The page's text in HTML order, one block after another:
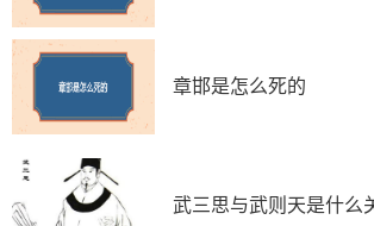
取名：梁鉴。可是幸福的婚姻仅维持了
年，两人因三观不合离婚。梁鉴抚养权
周培源家里三个女儿没有儿子，为了延
“梁鉴”改名“周志兵”，随了周姓。
女儿梁帆。梁帆从小被送到美国留学，
兰参加“为世界儿童为未来为和平”活动
章邯是怎么死的
武三思与武则天是什么